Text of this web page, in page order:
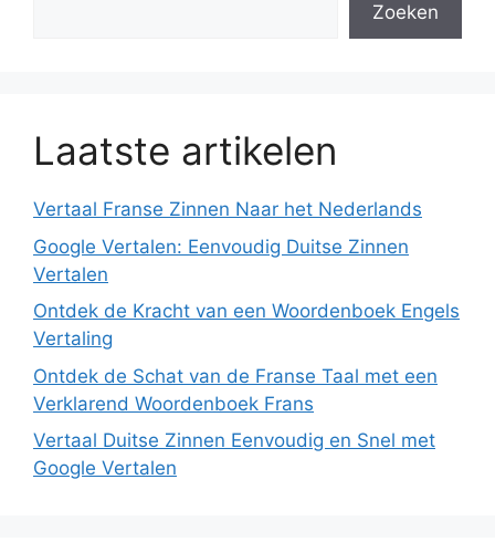
Zoeken
Laatste artikelen
Vertaal Franse Zinnen Naar het Nederlands
Google Vertalen: Eenvoudig Duitse Zinnen
Vertalen
Ontdek de Kracht van een Woordenboek Engels
Vertaling
Ontdek de Schat van de Franse Taal met een
Verklarend Woordenboek Frans
Vertaal Duitse Zinnen Eenvoudig en Snel met
Google Vertalen